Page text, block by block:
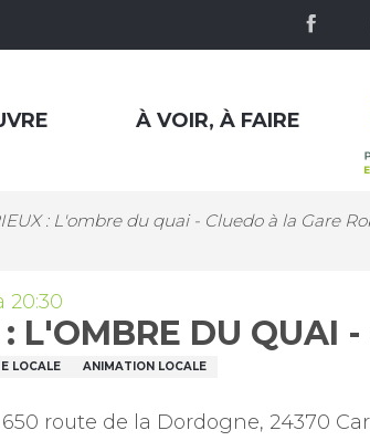
À VOIR, À FAIRE
: L'ombre du quai - Cluedo à la Gare
20:30
: L'OMBRE DU QUAI
LOCALE ANIMATION LOCALE
route de la Dordogne, 24370